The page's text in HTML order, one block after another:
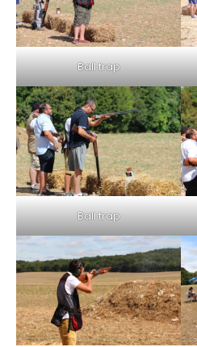
Ball trap
Ball trap